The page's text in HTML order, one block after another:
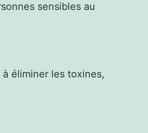
sensibles au
éliminer les toxines,